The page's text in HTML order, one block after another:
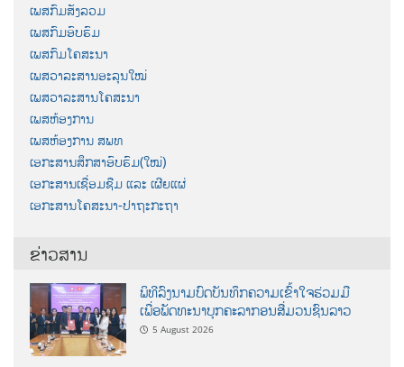
ເພສກົມສັງລວມ
ເພສກົມອົບຮົມ
ເພສກົມໂຄສະນາ
ເພສວາລະສານອະລຸນໃໝ່
ເພສວາລະສານໂຄສະນາ
ເພສຫ້ອງການ
ເພສຫ້ອງການ ສພທ
ເອກະສານສຶກສາອົບຮົມ(ໃໝ່)
ເອກະສານເຊື່ອມຊືມ ແລະ ເຜີຍແຜ່
ເອກະສານໂຄສະນາ-ປາຖະກະຖາ
ຂ່າວສານ
ພິທີລົງນາມບົດບັນທຶກຄວາມເຂົ້າໃຈຮ່ວມມື
ເພື່ອພັດທະນາບຸກຄະລາກອນສື່ມວນຊົນລາວ
5 August 2026